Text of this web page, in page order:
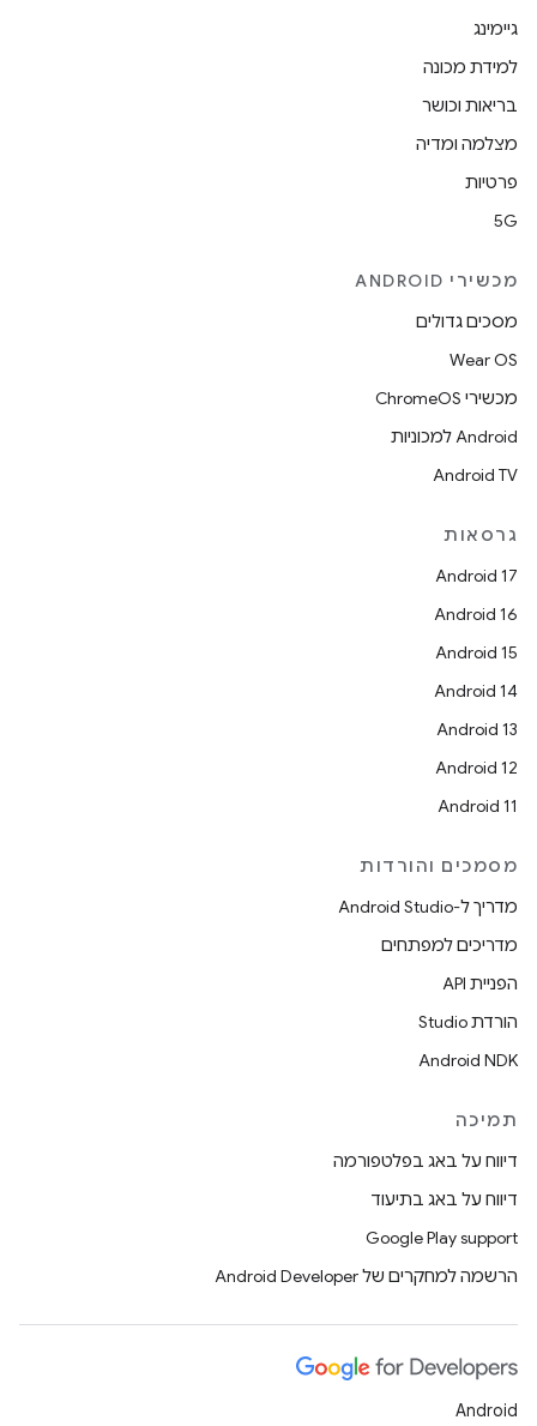
גיימינג
למידת מכונה
בריאות וכושר
מצלמה ומדיה
פרטיות
5G
מכשירי ANDROID
מסכים גדולים
Wear OS
מכשירי ChromeOS
Android למכוניות
Android TV
גרסאות
Android 17
Android 16
Android 15
Android 14
Android 13
Android 12
Android 11
מסמכים והורדות
מדריך ל-Android Studio
מדריכים למפתחים
הפניית API
הורדת Studio
Android NDK
תמיכה
דיווח על באג בפלטפורמה
דיווח על באג בתיעוד
Google Play support
הרשמה למחקרים של Android Developer
Android